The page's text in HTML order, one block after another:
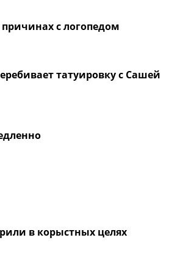
с логопедом
татуировку с Сашей
в корыстных целях